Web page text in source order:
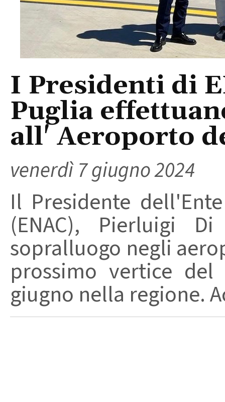
I Presidenti di
Puglia
all' Aeroporto
venerdì 7 giugno 2024
Il Presidente
(ENAC), Pierluigi
sopralluogo negli
prossimo vertice
giugno nella regione.